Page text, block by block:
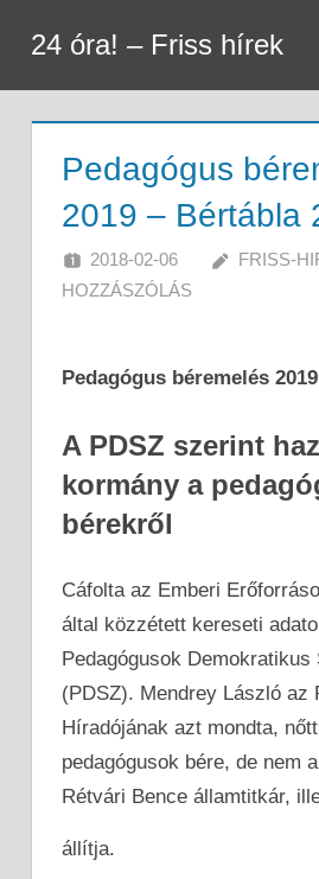
content
24 óra! – Friss hírek
Pedagógus
2019 – Bértábla
2018-02-06 FRISS-
HOZZÁSZÓLÁS
Pedagógus béremelés
A PDSZ szerint
kormány a
bérekről
Cáfolta az Emberi
által közzétett kereseti
Pedagógusok
(PDSZ). Mendrey László az
Híradójának azt mondta,
pedagógusok bére, de nem
Rétvári Bence államtitkár,
állítja.